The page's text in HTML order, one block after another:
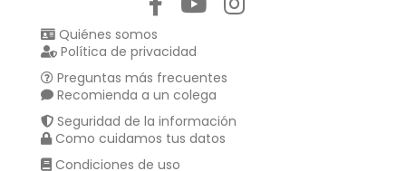
Quiénes somos
Política de privacidad
Preguntas más frecuentes
Recomienda a un colega
Seguridad de la información
Como cuidamos tus datos
Condiciones de uso